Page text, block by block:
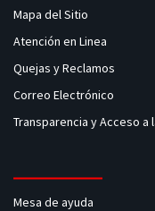
Mapa del Sitio
Atención en Linea
Quejas y Reclamos
Correo Electrónico
Transparencia y Acceso a
Mesa de ayuda